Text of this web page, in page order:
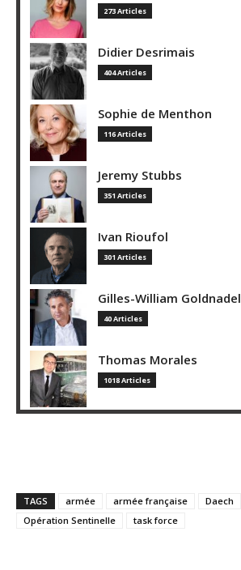
273 Articles
Didier Desrimais
404 Articles
Sophie de Menthon
116 Articles
Jeremy Stubbs
351 Articles
Ivan Rioufol
301 Articles
Gilles-William Goldnadel
40 Articles
Thomas Morales
1018 Articles
TAGS armée armée française Daech
Opération Sentinelle
task force